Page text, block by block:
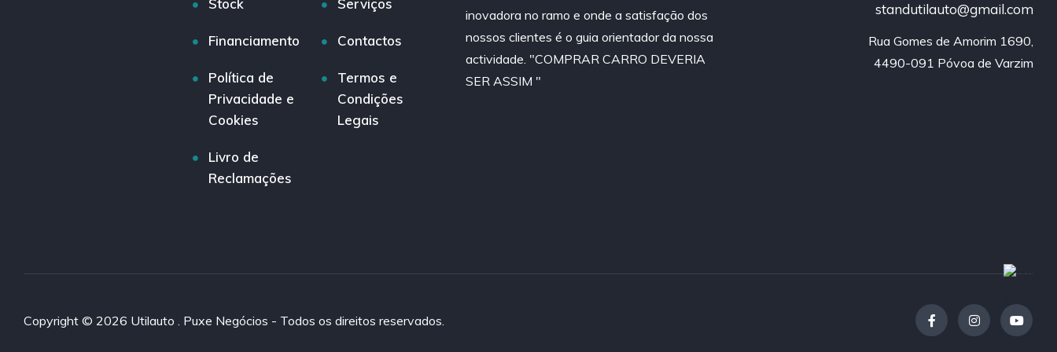
Stock Serviços
Financiamento Contactos
Política de
Privacidade e
Cookies
Termos e
Condições
Legais
Livro de
Reclamações
inovadora no ramo e onde a satisfação dos
nossos clientes é o guia orientador da nossa
actividade. "COMPRAR CARRO DEVERIA
SER ASSIM "
standutilauto@gmail.com
Rua Gomes de Amorim 1690,
4490-091 Póvoa de Varzim
Copyright © 2026 Utilauto . Puxe Negócios - Todos os direitos reservados.